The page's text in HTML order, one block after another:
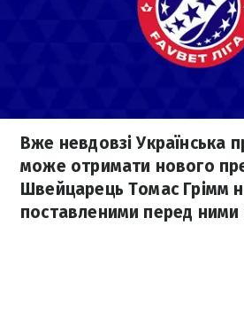
Вже невдовзі Українська
може отримати нового
Швейцарець Томас Грімм
поставленими перед ними